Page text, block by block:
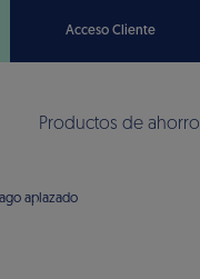
Acceso Cliente
Productos de ahorro
aplazado